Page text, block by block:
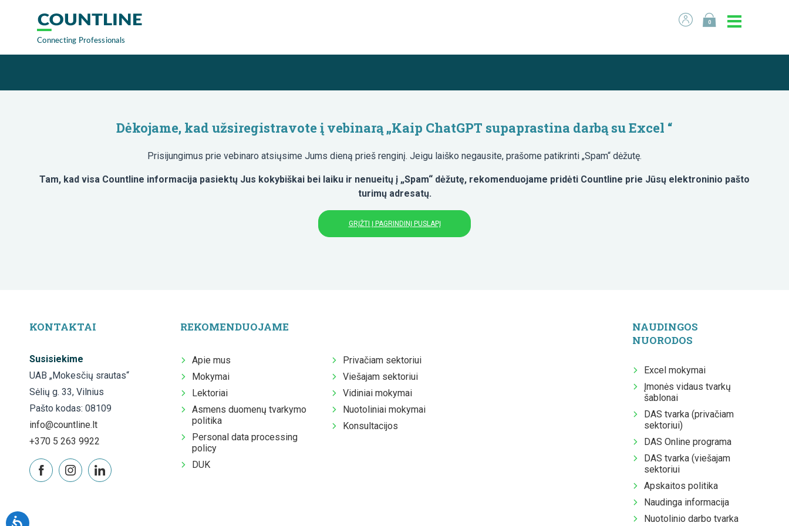
0
Dėkojame, kad užsiregistravote į vebinarą „Kaip ChatGPT supaprastina darbą su Excel “
Prisijungimus prie vebinaro atsiųsime Jums dieną prieš renginį. Jeigu laiško negausite, prašome patikrinti „Spam“ dėžutę.
Tam, kad visa Countline informacija pasiektų Jus kokybiškai bei laiku ir nenueitų į „Spam“ dėžutę, rekomenduojame pridėti Countline prie Jūsų elektroninio pašto
turimų adresatų.
GRĮŽTI Į PAGRINDINĮ PUSLAPĮ
KONTAKTAI
Susisiekime
UAB „Mokesčių srautas“
Sėlių g. 33, Vilnius
Pašto kodas: 08109
info@countline.lt
+370 5 263 9922
REKOMENDUOJAME
Apie mus
Mokymai
Lektoriai
Asmens duomenų tvarkymo
politika
Personal data processing
policy
DUK
Privačiam sektoriui
Viešajam sektoriui
Vidiniai mokymai
Nuotoliniai mokymai
Konsultacijos
NAUDINGOS
NUORODOS
Excel mokymai
Įmonės vidaus tvarkų
šablonai
DAS tvarka (privačiam
sektoriui)
DAS Online programa
DAS tvarka (viešajam
sektoriui
Apskaitos politika
Naudinga informacija
Nuotolinio darbo tvarka